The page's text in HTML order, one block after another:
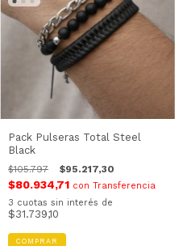
Pack Pulseras Total Steel
Black
$105.797 $95.217,30
$80.934,71 con Transferencia
3 cuotas sin interés de
$31.739,10
COMPRAR